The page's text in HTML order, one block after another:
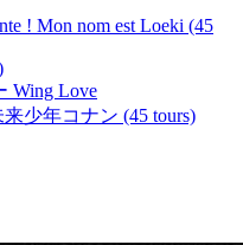
! Mon nom est Loeki (45
Wing Love
来少年コナン (45 tours)